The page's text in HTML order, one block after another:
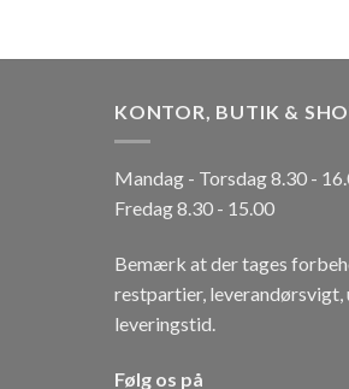
KONTOR, BUTIK &
Mandag - Torsdag 8.30 -
Fredag 8.30 - 15.00
Bemærk at der tages
restpartier, leverandørsvigt,
leveringstid.
Følg os på